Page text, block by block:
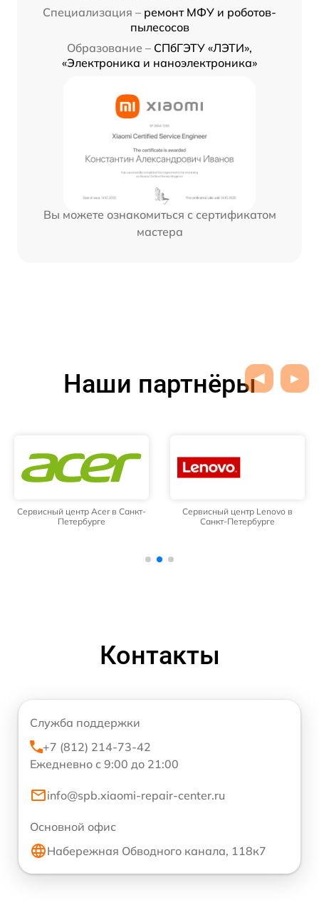
Специализация – ремонт МФУ и роботов-
пылесосов
Образование – СПбГЭТУ «ЛЭТИ»,
«Электроника и наноэлектроника»
Вы можете ознакомиться с сертификатом
мастера
Наши партнёры
Сервисный центр Acer в Санкт-
Петербурге
Сервисный центр Lenovo в
Санкт-Петербурге
Контакты
Служба поддержки
+7 (812) 214-73-42
Ежедневно с 9:00 до 21:00
info@spb.xiaomi-repair-center.ru
Основной офис
Набережная Обводного канала, 118к7